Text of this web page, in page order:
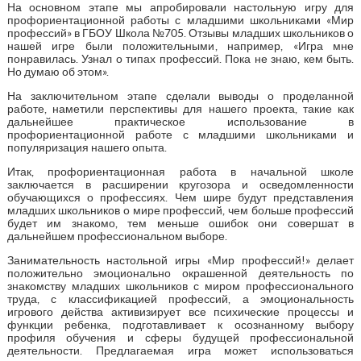
На основном этапе мы апробировали настольную игру для
профориентационной работы с младшими школьниками «Мир
профессий» в ГБОУ Школа №705. Отзывы младших школьников о
нашей игре были положительными, например, «Игра мне
понравилась. Узнал о типах профессий. Пока не знаю, кем быть.
Но думаю об этом».
На заключительном этапе сделали выводы о проделанной
работе, наметили перспективы для нашего проекта, такие как
дальнейшее практическое использование в
профориентационной работе с младшими школьниками и
популяризация нашего опыта.
Итак, профориентационная работа в начальной школе
заключается в расширении кругозора и осведомленности
обучающихся о профессиях. Чем шире будут представления
младших школьников о мире профессий, чем больше профессий
будет им знакомо, тем меньше ошибок они совершат в
дальнейшем профессиональном выборе.
Занимательность настольной игры «Мир профессий!» делает
положительно эмоционально окрашенной деятельность по
знакомству младших школьников с миром профессионального
труда, с классификацией профессий, а эмоциональность
игрового действа активизирует все психические процессы и
функции ребенка, подготавливает к осознанному выбору
профиля обучения и сферы будущей профессиональной
деятельности. Предлагаемая игра может использоваться